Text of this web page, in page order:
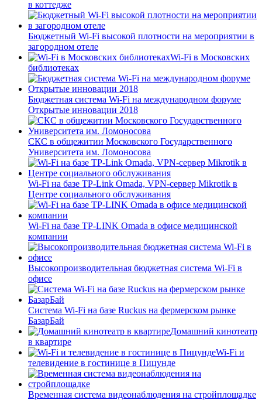
в коттедже
Бюджетный Wi-Fi высокой плотности на мероприятии в
загородном отеле
Wi-Fi в Московских
библиотеках
Бюджетная система Wi-Fi на международном форуме
Открытые инновации 2018
СКС в общежитии Московского Государственного
Университета им. Ломоносова
Wi-Fi на базе TP-Link Omada, VPN-сервер Mikrotik в
Центре социального обслуживания
Wi-Fi на базе TP-LINK Omada в офисе медицинской
компании
Высокопроизводительная бюджетная система Wi-Fi в
офисе
Система Wi-Fi на базе Ruckus на фермерском рынке
БазарБай
Домашний кинотеатр
в квартире
Wi-Fi и
телевидение в гостинице в Пицунде
Временная система видеонаблюдения на стройплощадке